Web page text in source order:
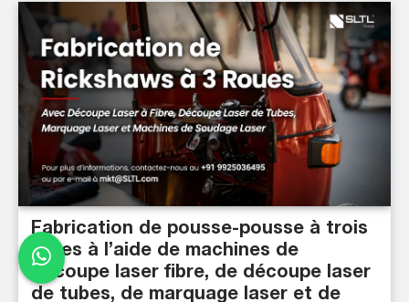
Fabrication de pousse-pousse à trois
roues à l’aide de machines de
découpe laser fibre, de découpe laser
de tubes, de marquage laser et de